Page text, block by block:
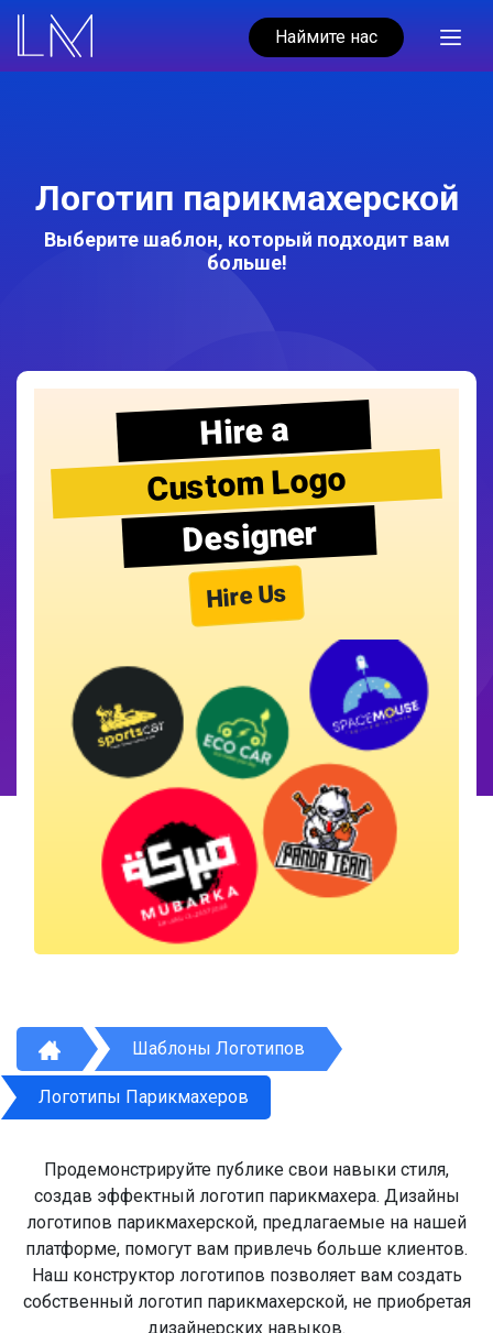
Наймите нас
Логотип парикмахерской
Выберите шаблон, который подходит вам
больше!
Hire a
Custom Logo
Designer
Hire Us
Шаблоны Логотипов
Логотипы Парикмахеров
Продемонстрируйте публике свои навыки стиля,
создав эффектный логотип парикмахера. Дизайны
логотипов парикмахерской, предлагаемые на нашей
платформе, помогут вам привлечь больше клиентов.
Наш конструктор логотипов позволяет вам создать
собственный логотип парикмахерской, не приобретая
дизайнерских навыков.